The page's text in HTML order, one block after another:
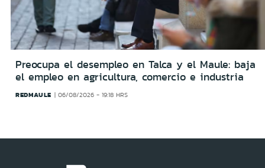
Preocupa el desempleo en Talca y el Maule: baja
el empleo en agricultura, comercio e industria
REDMAULE 06/08/2026 - 19:18 HRS